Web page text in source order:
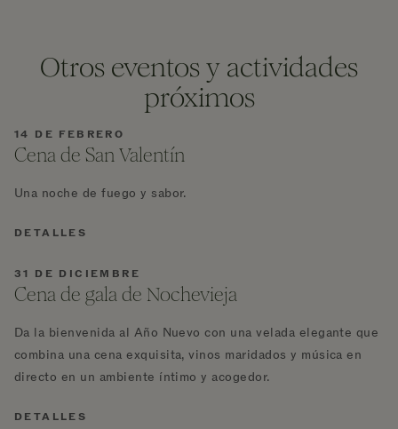
Otros eventos y actividades
próximos
14 DE FEBRERO
Cena de San Valentín
Una noche de fuego y sabor.
DETALLES
31 DE DICIEMBRE
Cena de gala de Nochevieja
Da la bienvenida al Año Nuevo con una velada elegante que
combina una cena exquisita, vinos maridados y música en
directo en un ambiente íntimo y acogedor.
DETALLES